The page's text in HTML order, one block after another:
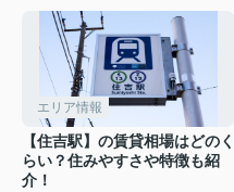
エリア情報
【住吉駅】の賃貸相場はどのく
らい？住みやすさや特徴も紹
介！